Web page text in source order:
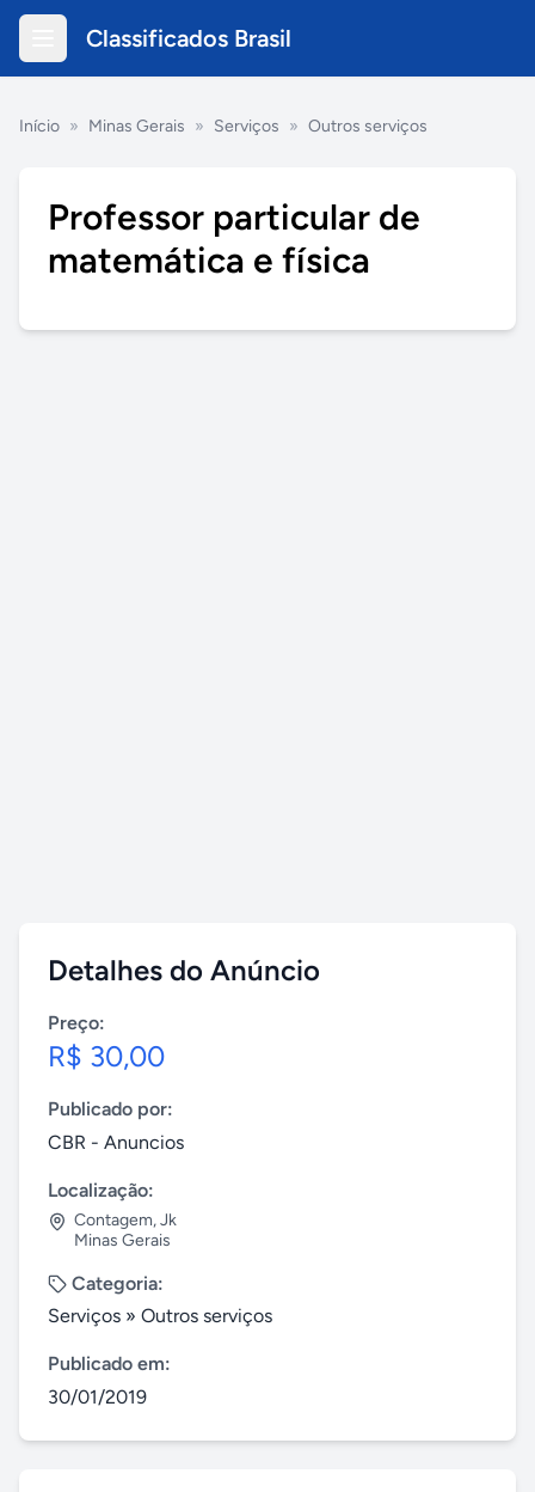
Classificados Brasil
Início » Minas Gerais » Serviços » Outros serviços
Professor particular de
matemática e física
Detalhes do Anúncio
Preço:
R$ 30,00
Publicado por:
CBR - Anuncios
Localização:
Contagem,Jk
Minas Gerais
Categoria:
Serviços » Outros serviços
Publicado em:
30/01/2019